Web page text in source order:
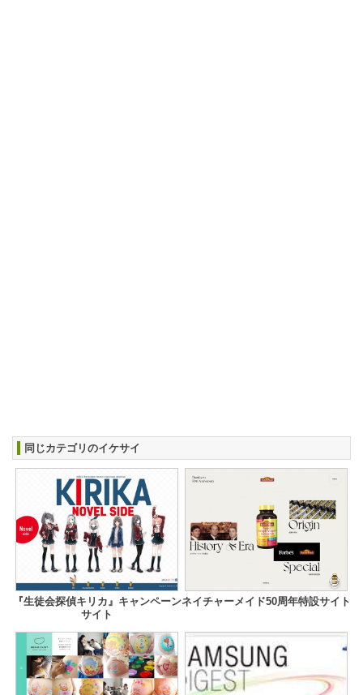
同じカテゴリのイケサイ
『生徒会探偵キリカ』キャンペーン
サイト
ネイチャーメイド50周年特設サイト